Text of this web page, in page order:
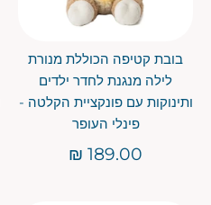
בובת קטיפה הכוללת מנורת
לילה מנגנת לחדר ילדים
ותינוקות עם פונקציית הקלטה -
פינלי העופר
189.00 ₪